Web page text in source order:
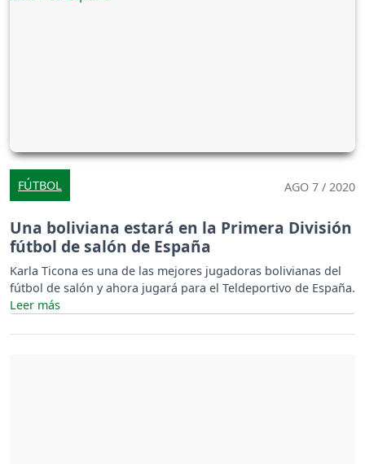
FÚTBOL AGO 7 / 2020
Una boliviana estará en la Primera División
fútbol de salón de España
Karla Ticona es una de las mejores jugadoras bolivianas del
fútbol de salón y ahora jugará para el Teldeportivo de España.